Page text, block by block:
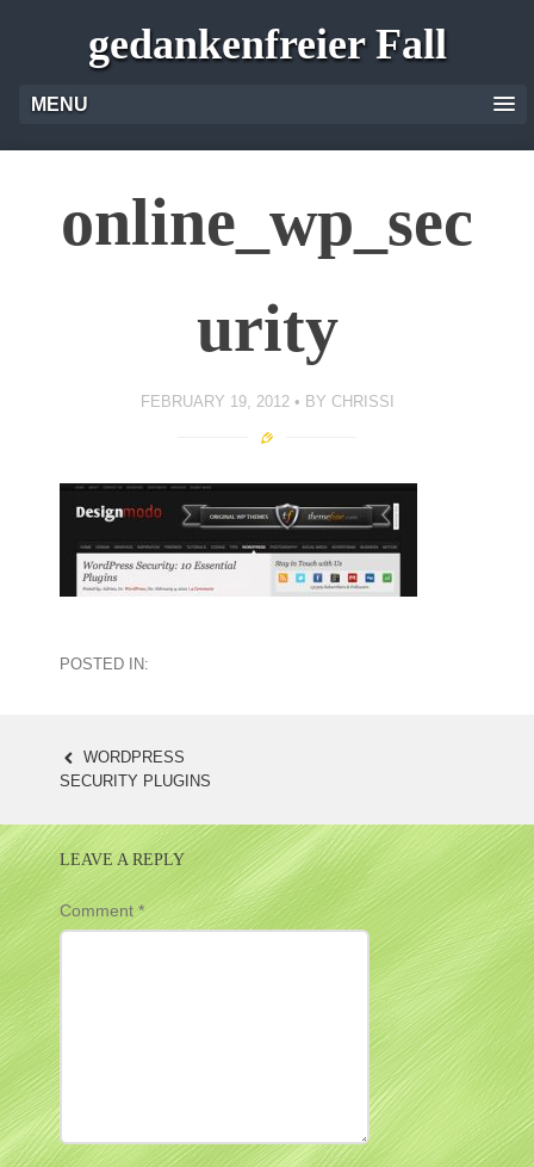
gedankenfreier Fall
MENU
online_wp_sec
urity
FEBRUARY 19, 2012 BY CHRISSI
POSTED IN:
POST
NAVIGATION
WORDPRESS
SECURITY PLUGINS
LEAVE A REPLY
Comment *